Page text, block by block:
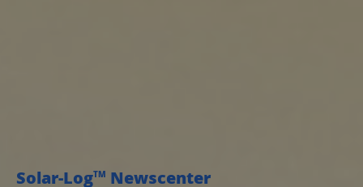
Solar-LogTM Newscenter